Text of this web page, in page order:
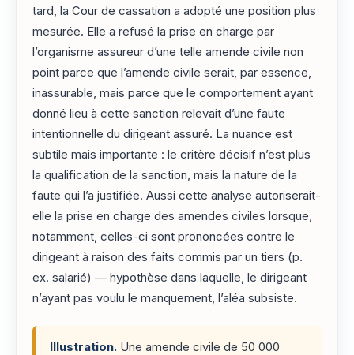
tard, la Cour de cassation a adopté une position plus
mesurée. Elle a refusé la prise en charge par
l’organisme assureur d’une telle amende civile non
point parce que l’amende civile serait, par essence,
inassurable, mais parce que le comportement ayant
donné lieu à cette sanction relevait d’une faute
intentionnelle du dirigeant assuré. La nuance est
subtile mais importante : le critère décisif n’est plus
la qualification de la sanction, mais la nature de la
faute qui l’a justifiée. Aussi cette analyse autoriserait-
elle la prise en charge des amendes civiles lorsque,
notamment, celles-ci sont prononcées contre le
dirigeant à raison des faits commis par un tiers (p.
ex. salarié) — hypothèse dans laquelle, le dirigeant
n’ayant pas voulu le manquement, l’aléa subsiste.
Illustration. Une amende civile de 50 000